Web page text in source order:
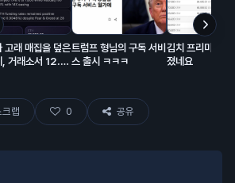
고래 매집을 덮은
, 거래소서 12.2
트럼프 형님의 구독 서비
스 출시 ㅋㅋㅋ
김치 프리미엄
졌네요
크랩 0 공유